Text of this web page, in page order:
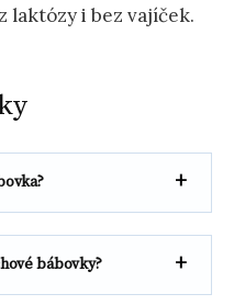
laktózy i bez vajíček.
bábovky?